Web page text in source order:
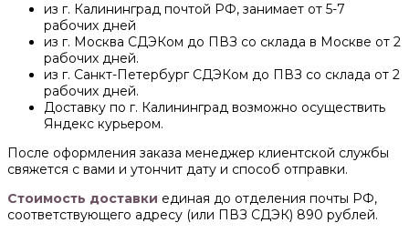
из г. Калининград почтой РФ, занимает от 5-7
рабочих дней
из г. Москва СДЭКом до ПВЗ со склада в Москве от 2
рабочих дней.
из г. Санкт-Петербург СДЭКом до ПВЗ со склада от 2
рабочих дней.
Доставку по г. Калининград возможно осуществить
Яндекс курьером.
После оформления заказа менеджер клиентской службы
свяжется с вами и утончит дату и способ отправки.
Стоимость доставки единая до отделения почты РФ,
соответствующего адресу (или ПВЗ СДЭК) 890 рублей.